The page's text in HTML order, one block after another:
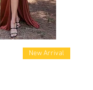
New Arrival